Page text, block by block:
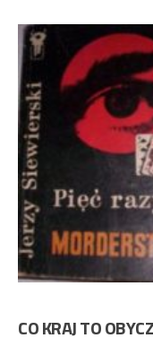
CO KRAJ TO